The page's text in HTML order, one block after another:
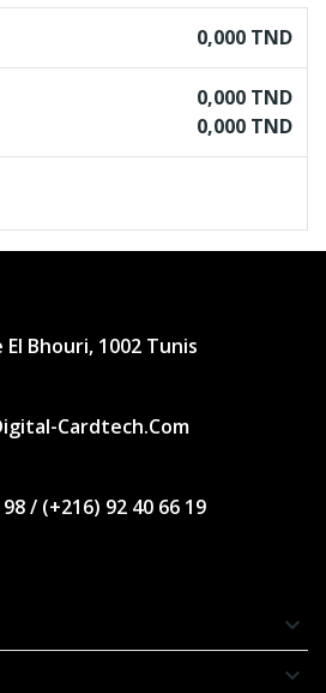
0,000 TND
0,000 TND
0,000 TND
El Bhouri, 1002 Tunis
Cardtech.com
/ (+216) 92 40 66 19
keyboard_arrow_down
keyboard_arrow_down